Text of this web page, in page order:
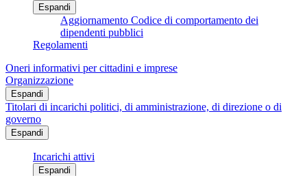
Espandi
Aggiornamento Codice di comportamento dei
dipendenti pubblici
Regolamenti
Oneri informativi per cittadini e imprese
Organizzazione
Espandi
Titolari di incarichi politici, di amministrazione, di direzione o di
governo
Espandi
Incarichi attivi
Espandi